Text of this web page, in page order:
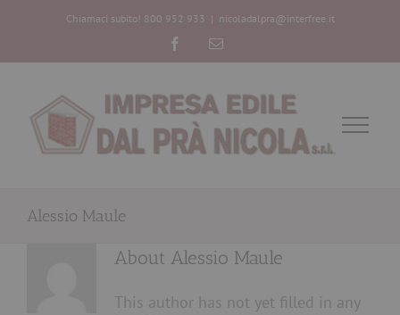
Chiamaci subito! 800 952 933 | nicoladalpra@interfree.it
FacebookEmail
Alessio Maule
About Alessio Maule
This author has not yet filled in any